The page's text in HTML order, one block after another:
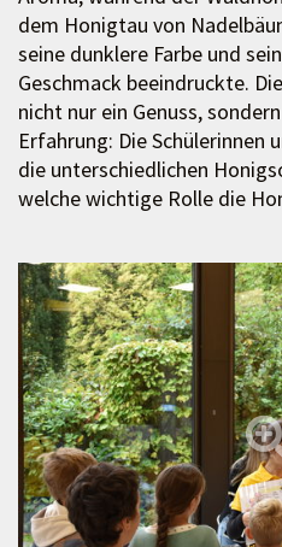
dem Honigtau von
seine dunklere Farbe und
Geschmack beeindruckte.
nicht nur ein Genuss,
Erfahrung: Die Schülerinnen
die unterschiedlichen
welche wichtige Rolle die